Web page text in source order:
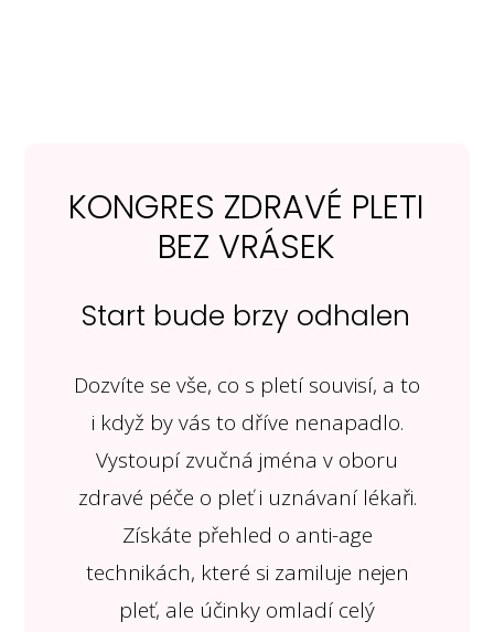
KONGRES ZDRAVÉ PLETI
BEZ VRÁSEK
Start bude brzy odhalen
Dozvíte se vše, co s pletí souvisí, a to
i když by vás to dříve nenapadlo.
Vystoupí zvučná jména v oboru
zdravé péče o pleť i uznávaní lékaři.
Získáte přehled o anti-age
technikách, které si zamiluje nejen
pleť, ale účinky omladí celý